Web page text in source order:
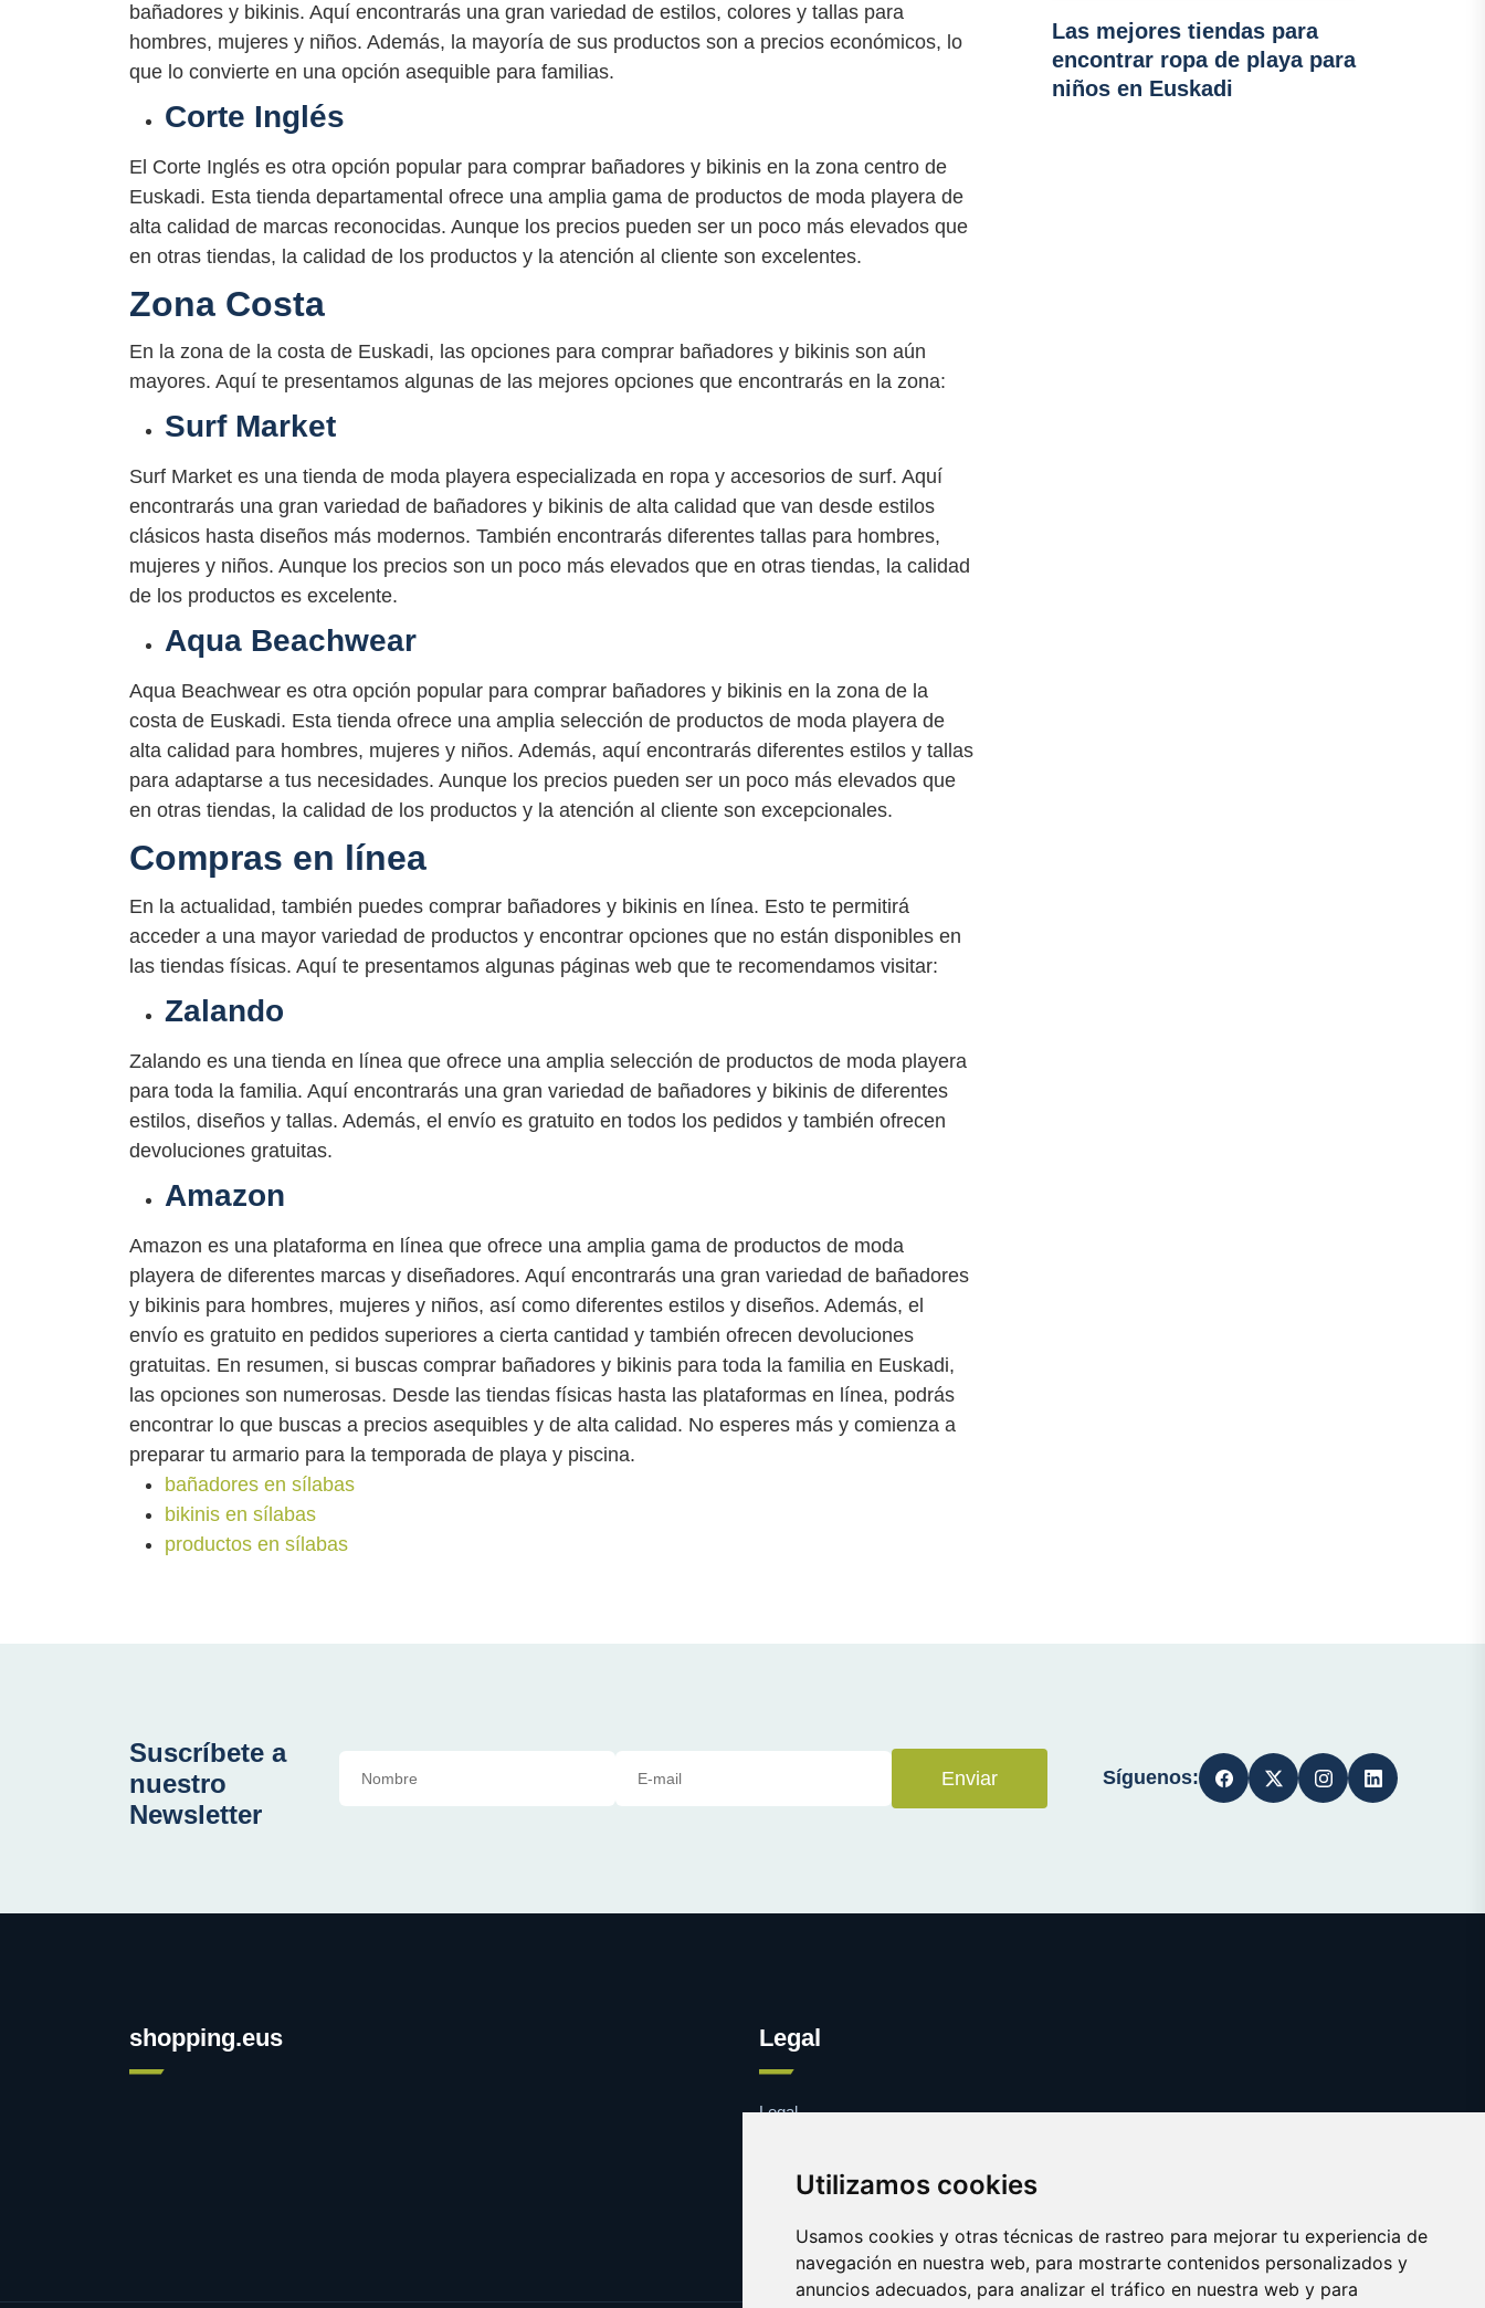
Utilizamos cookies
Usamos cookies y otras técnicas de rastreo para mejorar tu experiencia de
navegación en nuestra web, para mostrarte contenidos personalizados y
anuncios adecuados, para analizar el tráfico en nuestra web y para
bañadores y bikinis. Aquí encontrarás una gran variedad de estilos, colores y tallas para
hombres, mujeres y niños. Además, la mayoría de sus productos son a precios económicos, lo
que lo convierte en una opción asequible para familias.
Corte Inglés
El Corte Inglés es otra opción popular para comprar bañadores y bikinis en la zona centro de
Euskadi. Esta tienda departamental ofrece una amplia gama de productos de moda playera de
alta calidad de marcas reconocidas. Aunque los precios pueden ser un poco más elevados que
en otras tiendas, la calidad de los productos y la atención al cliente son excelentes.
Zona Costa
En la zona de la costa de Euskadi, las opciones para comprar bañadores y bikinis son aún
mayores. Aquí te presentamos algunas de las mejores opciones que encontrarás en la zona:
Surf Market
Surf Market es una tienda de moda playera especializada en ropa y accesorios de surf. Aquí
encontrarás una gran variedad de bañadores y bikinis de alta calidad que van desde estilos
clásicos hasta diseños más modernos. También encontrarás diferentes tallas para hombres,
mujeres y niños. Aunque los precios son un poco más elevados que en otras tiendas, la calidad
de los productos es excelente.
Aqua Beachwear
Aqua Beachwear es otra opción popular para comprar bañadores y bikinis en la zona de la
costa de Euskadi. Esta tienda ofrece una amplia selección de productos de moda playera de
alta calidad para hombres, mujeres y niños. Además, aquí encontrarás diferentes estilos y tallas
para adaptarse a tus necesidades. Aunque los precios pueden ser un poco más elevados que
en otras tiendas, la calidad de los productos y la atención al cliente son excepcionales.
Compras en línea
En la actualidad, también puedes comprar bañadores y bikinis en línea. Esto te permitirá
acceder a una mayor variedad de productos y encontrar opciones que no están disponibles en
las tiendas físicas. Aquí te presentamos algunas páginas web que te recomendamos visitar:
Zalando
Zalando es una tienda en línea que ofrece una amplia selección de productos de moda playera
para toda la familia. Aquí encontrarás una gran variedad de bañadores y bikinis de diferentes
estilos, diseños y tallas. Además, el envío es gratuito en todos los pedidos y también ofrecen
devoluciones gratuitas.
Amazon
Amazon es una plataforma en línea que ofrece una amplia gama de productos de moda
playera de diferentes marcas y diseñadores. Aquí encontrarás una gran variedad de bañadores
y bikinis para hombres, mujeres y niños, así como diferentes estilos y diseños. Además, el
envío es gratuito en pedidos superiores a cierta cantidad y también ofrecen devoluciones
gratuitas. En resumen, si buscas comprar bañadores y bikinis para toda la familia en Euskadi,
las opciones son numerosas. Desde las tiendas físicas hasta las plataformas en línea, podrás
encontrar lo que buscas a precios asequibles y de alta calidad. No esperes más y comienza a
preparar tu armario para la temporada de playa y piscina.
bañadores en sílabas
bikinis en sílabas
productos en sílabas
Las mejores tiendas para
encontrar ropa de playa para
niños en Euskadi
Suscríbete a
nuestro
Newsletter
Enviar Síguenos:
shopping.eus Legal
Legal
Contacto